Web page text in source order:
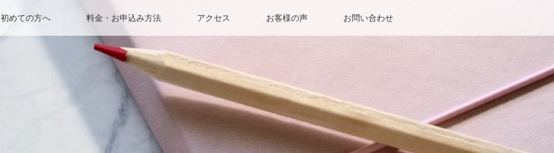
初めての方へ 料金・お申込み方法 アクセス お客様の声 お問い合わせ